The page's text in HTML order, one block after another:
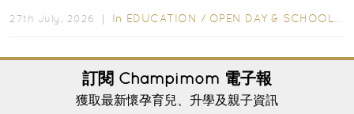
27th July, 2026 ｜ In EDUCATION / OPEN DAY & SCHOOL EVENTS
訂閱 Champimom 電子報
獲取最新懷孕育兒、升學及親子資訊